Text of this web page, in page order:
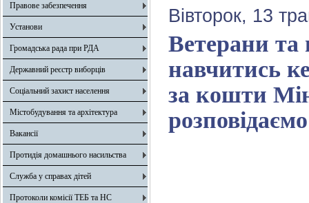
Правове забезпечення
Установи
Громадська рада при РДА
Державний реєстр виборців
Соціальний захист населення
Містобудування та архітектура
Вакансії
Протидія домашнього насильства
Служба у справах дітей
Протоколи комісії ТЕБ та НС
Вівторок, 13
Ветерани та
навчитись
за кошти
розповідаємо